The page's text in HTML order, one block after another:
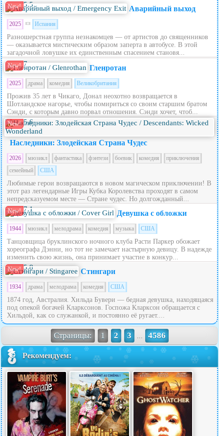
New! 5.5 Аварийный выход
2025 Испания
Разношерстная группа незнакомцев — от артистов до священников
— оказывается мистическим образом заперта в автобусе. В этой
загадочной ловушке их единственным спасением становя...
New! 7 Гленротан
2025 драма комедия Великобритания
Прожив 35 лет в Чикаго, Донал неохотно возвращается в
Шотландское нагорье, чтобы помириться со своим старшим братом
Сэнди, с которым давно порвал отношения. Сэнди хочет, чтоб...
New! 5.6
Наследники: Злодейская Страна Чудес
2026 мюзикл фантастика фэнтези боевик комедия
приключения
семейный
США
Любимые герои возвращаются в новом магическом приключении! В
этот раз легендарные Игры Кубка Королевства проходят в самом
непредсказуемом месте — Стране чудес. Но долгожданный...
New! 7.1 Девушка с обложки
1944 мюзикл мелодрама комедия музыка США
Танцовщица бруклинского ночного клуба Расти Паркер обожает
хореографа Дэнни, но тот не замечает настырную девицу. В надежде
изменить свою жизнь, она принимает участие в конкур...
New! 5.8 Стингари
1934 драма мелодрама комедия США
1874 год, Австралия. Хильда Бувери — бедная девушка, находящаяся
под опекой богачей Кларксонов. Госпожа Кларксон обращается с
Хильдой, как со служанкой, и постоянно её ругает....
Страницы: 1 2 3 ... 4586
Рекомендуем: